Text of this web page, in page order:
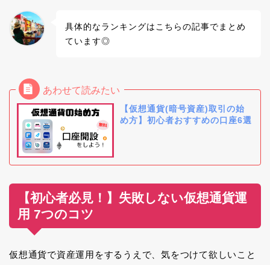
具体的なランキングはこちらの記事でまとめ
ています◎
【仮想通貨(暗号資産)取引の始
め方】初心者おすすめの口座6選
【初心者必見！】失敗しない仮想通貨運
用 7つのコツ
仮想通貨で資産運用をするうえで、気をつけて欲しいこと